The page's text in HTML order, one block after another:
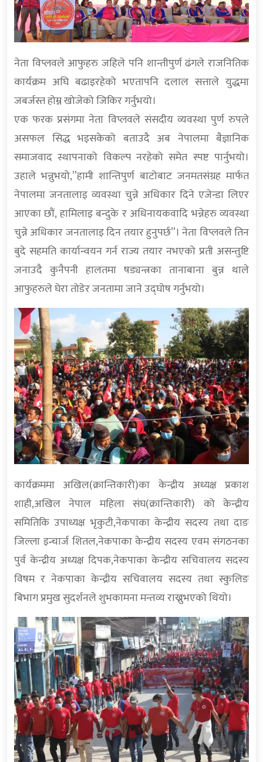
नेता विप्लवले आफुहरु जहिले पनि शान्तीपुर्ण ढंगले राजनितिक
कार्यक्रम अघि बढाइरहेको भएतापनि दलाल सत्ताले युद्धमा
जबर्जस्त होम्न खोजेको जिकिर गर्नुभयो।
एक फरक प्रसंगमा नेता विप्लवले संसदीय व्यवस्था पुर्ण रुपले
असफल सिद्ध भइसकेको बताउदै अब नेपालमा बैज्ञानिक
समाजवाद स्थापनाको विकल्प नरहेको समेत स्पष्ट पार्नुभयो।
उहाले भन्नुभयो,”हामी शान्तिपुर्ण बाटोबाट जनमतसंग्रह मार्फत
नेपालमा जनतालाइ व्यवस्था चुन्ने अधिकार दिने एजेन्डा लिएर
आएका छौं, हामिलाइ बन्दुके र अधिनायकवादि भन्नेहरु व्यवस्था
चुन्ने अधिकार जनतालाइ दिन तयार हुनुपर्छ”। नेता विप्लवले तिन
बुदे सहमति कार्यान्वयन गर्न राज्य तयार नभएको प्रती असन्तुष्टि
जनाउदै कुनैपनी हालतमा षड्यन्त्रका तानाबाना बुन्न थाले
आफुहरुले घेरा तोडेर जनतामा जाने उद्घोष गर्नुभयो।
कार्यक्रममा अखिल(क्रान्तिकारी)का केन्द्रीय अध्यक्ष प्रकाश
शाही,अखिल नेपाल महिला संघ(क्रान्तिकारी) को केन्द्रीय
समितिकि उपाध्यक्ष भृकुटी,नेकपाका केन्द्रीय सदस्य तथा दाङ
जिल्ला इन्चार्ज शितल,नेकपाका केन्द्रीय सदस्य एवम संगठनका
पुर्व केन्द्रीय अध्यक्ष दिपक,नेकपाका केन्द्रीय सचिवालय सदस्य
विषम र नेकपाका केन्द्रीय सचिवालय सदस्य तथा स्कुलिङ
बिभाग प्रमुख सुदर्शनले शुभकामना मन्तव्य राख्नुभएको थियो।